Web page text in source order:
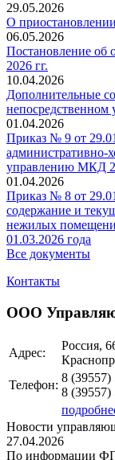
29.05.2026
О
06.05.2026
Постановление об
2026 гг.
10.04.2026
Дополнительные
непосредственном
01.04.2026
Приказ № 9 от
административно-
управлению МКД
01.04.2026
Приказ № 8 от
содержание и
нежилых
01.03.2026 года
Все документы
Контакты
ООО
Адрес:
Россия,
Телефон:
8 (39557)
8 (39557)
Новости
27.04.2026
По информации